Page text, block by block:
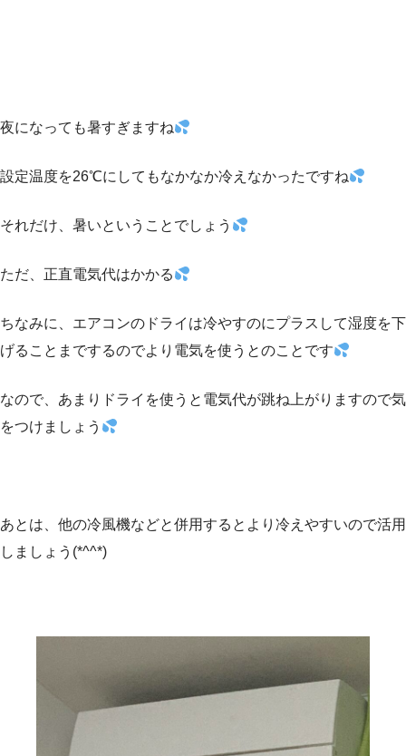
夜になっても暑すぎますね
設定温度を26℃にしてもなかなか冷えなかったですね
それだけ、暑いということでしょう
ただ、正直電気代はかかる
ちなみに、エアコンのドライは冷やすのにプラスして湿度を下
げることまでするのでより電気を使うとのことです
なので、あまりドライを使うと電気代が跳ね上がりますので気
をつけましょう
あとは、他の冷風機などと併用するとより冷えやすいので活用
しましょう(*^^*)